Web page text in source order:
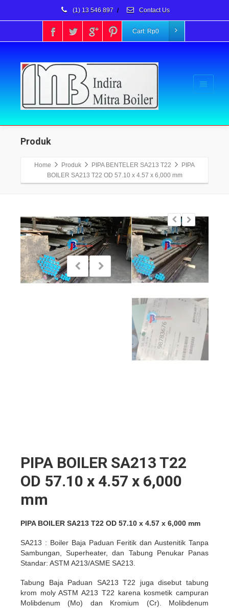
(1) 13 546 897 / Contact Us
Cart: Rp0
Produk
Home Produk PIPA BENTELER SA213 T22
PIPA
BOILER SA213 T22 OD 57.10 x 4.57 x 6,000 mm
PIPA BOILER SA213 T22
OD 57.10 x 4.57 x 6,000
mm
PIPA BOILER SA213 T22 OD 57.10 x 4.57 x 6,000 mm
SA213 : Boiler Baja Paduan Feritik dan Austenitik Tanpa
Sambungan, Superheater, dan Tabung Penukar Panas
Standar: ASTM A213/ASME SA213.
Tabung Baja Paduan SA213 T22 juga disebut tabung
krom moly ASTM A213 T22 karena kosmetik campuran
Molibdenum (Mo) dan Kromium (Cr). Molibdenum